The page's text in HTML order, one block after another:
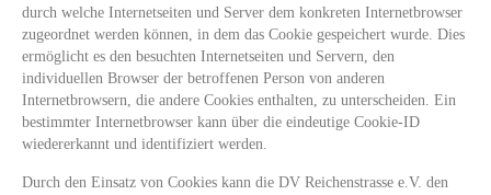
durch welche Internetseiten und Server dem konkreten Internetbrowser
zugeordnet werden können, in dem das Cookie gespeichert wurde. Dies
ermöglicht es den besuchten Internetseiten und Servern, den
individuellen Browser der betroffenen Person von anderen
Internetbrowsern, die andere Cookies enthalten, zu unterscheiden. Ein
bestimmter Internetbrowser kann über die eindeutige Cookie-ID
wiedererkannt und identifiziert werden.
Durch den Einsatz von Cookies kann die DV Reichenstrasse e.V. den